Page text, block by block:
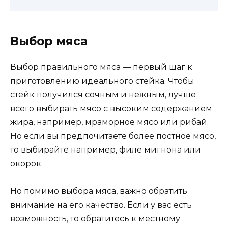
Выбор мяса
Выбор правильного мяса — первый шаг к
приготовлению идеального стейка. Чтобы
стейк получился сочным и нежным, лучше
всего выбирать мясо с высоким содержанием
жира, например, мраморное мясо или рибай.
Но если вы предпочитаете более постное мясо,
то выбирайте например, филе мигнона или
окорок.
Но помимо выбора мяса, важно обратить
внимание на его качество. Если у вас есть
возможность, то обратитесь к местному